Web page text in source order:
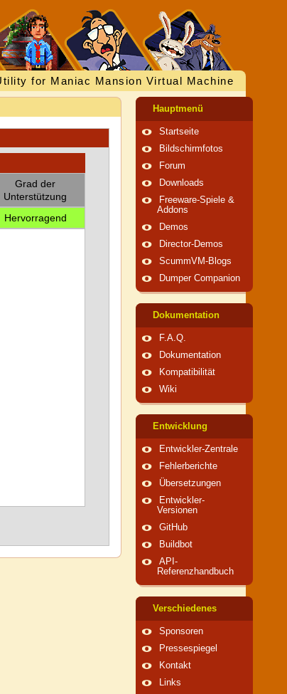
for Maniac Mansion Virtual Machine
Grad der
Unterstützung
Hervorragend
Hauptmenü
Startseite
Bildschirmfotos
Forum
Downloads
Freeware-Spiele &
Addons
Demos
Director-Demos
ScummVM-Blogs
Dumper Companion
Dokumentation
F.A.Q.
Dokumentation
Kompatibilität
Wiki
Entwicklung
Entwickler-Zentrale
Fehlerberichte
Übersetzungen
Entwickler-
Versionen
GitHub
Buildbot
API-
Referenzhandbuch
Verschiedenes
Sponsoren
Pressespiegel
Kontakt
Links